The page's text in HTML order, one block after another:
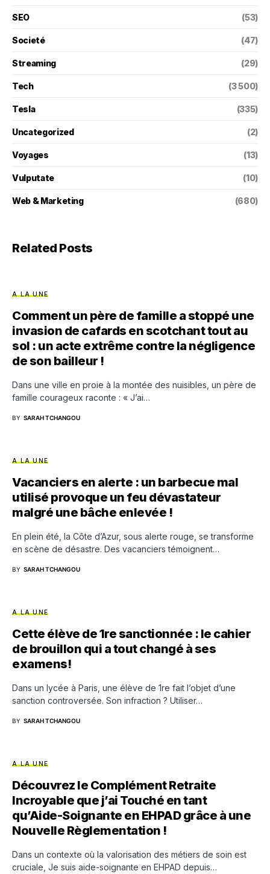
SEO (53)
Societé (47)
Streaming (29)
Tech (3 500)
Tesla (335)
Uncategorized (2)
Voyages (13)
Vulputate (10)
Web & Marketing (680)
Related Posts
A LA UNE
Comment un père de famille a stoppé une
invasion de cafards en scotchant tout au
sol : un acte extrême contre la négligence
de son bailleur !
Dans une ville en proie à la montée des nuisibles, un père de
famille courageux raconte : « J’ai…
BY SARAH TCHANGOU
A LA UNE
Vacanciers en alerte : un barbecue mal
utilisé provoque un feu dévastateur
malgré une bâche enlevée !
En plein été, la Côte d’Azur, sous alerte rouge, se transforme
en scène de désastre. Des vacanciers témoignent…
BY SARAH TCHANGOU
A LA UNE
Cette élève de 1re sanctionnée : le cahier
de brouillon qui a tout changé à ses
examens!
Dans un lycée à Paris, une élève de 1re fait l’objet d’une
sanction controversée. Son infraction ? Utiliser…
BY SARAH TCHANGOU
A LA UNE
Découvrez le Complément Retraite
Incroyable que j’ai Touché en tant
qu’Aide-Soignante en EHPAD grâce à une
Nouvelle Règlementation !
Dans un contexte où la valorisation des métiers de soin est
cruciale, Je suis aide-soignante en EHPAD depuis…